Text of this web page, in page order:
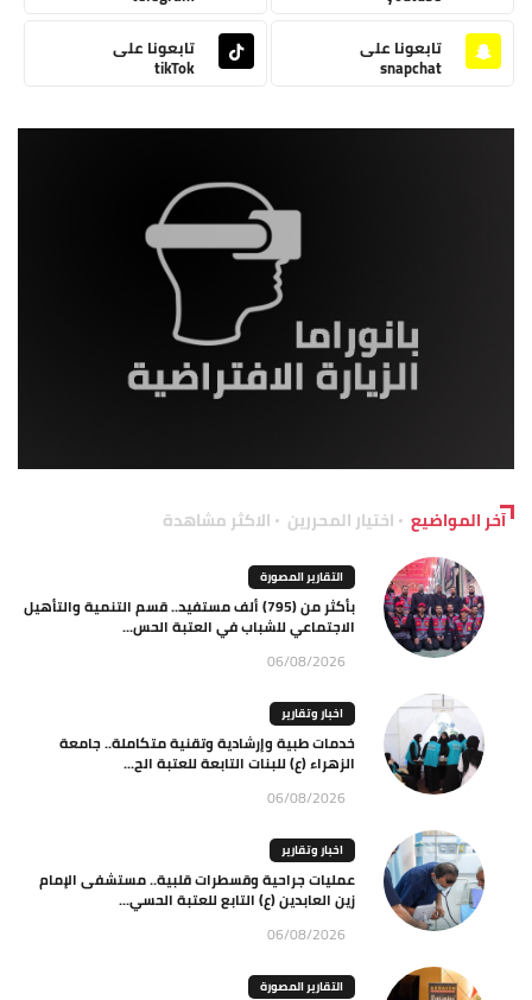
تابعونا على
snapchat
تابعونا على
tikTok
آخر المواضيع اختيار المحررين الاكثر مشاهدة
التقارير المصورة
بأكثر من (795) ألف مستفيد.. قسم التنمية والتأهيل
الاجتماعي للشباب في العتبة الحس...
06/08/2026
اخبار وتقارير
خدمات طبية وإرشادية وتقنية متكاملة.. جامعة
الزهراء (ع) للبنات التابعة للعتبة الح...
06/08/2026
اخبار وتقارير
عمليات جراحية وقسطرات قلبية.. مستشفى الإمام
زين العابدين (ع) التابع للعتبة الحسي...
06/08/2026
التقارير المصورة